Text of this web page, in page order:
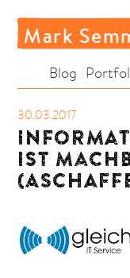
Mark
Blog
30.03.2017
IST